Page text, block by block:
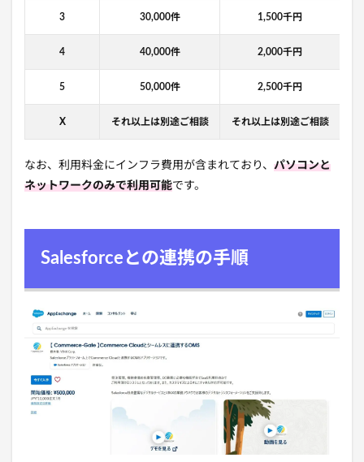
3 30,000件 1,500千円
4 40,000件 2,000千円
5 50,000件 2,500千円
X それ以上は別途ご相談 それ以上は別途ご相談
なお、利用料金にインフラ費用が含まれており、 パソコンと
ネットワークのみで利用可能です。
Salesforceとの連携の手順